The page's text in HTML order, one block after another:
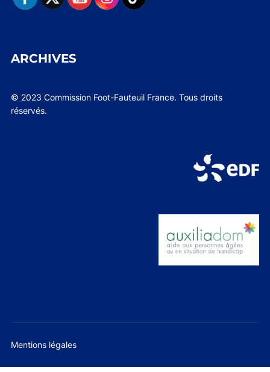
ARCHIVES
© 2023 Commission Foot-Fauteuil France. Tous droits
réservés.
Mentions légales